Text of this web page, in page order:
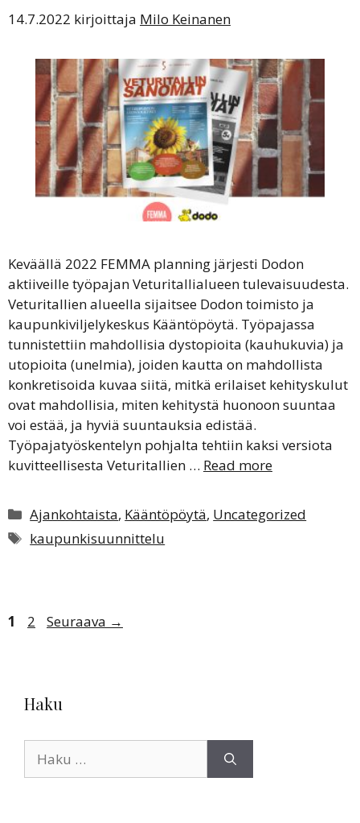
14.7.2022 kirjoittaja Milo Keinanen
Keväällä 2022 FEMMA planning järjesti Dodon
aktiiveille työpajan Veturitallialueen tulevaisuudesta.
Veturitallien alueella sijaitsee Dodon toimisto ja
kaupunkiviljelykeskus Kääntöpöytä. Työpajassa
tunnistettiin mahdollisia dystopioita (kauhukuvia) ja
utopioita (unelmia), joiden kautta on mahdollista
konkretisoida kuvaa siitä, mitkä erilaiset kehityskulut
ovat mahdollisia, miten kehitystä huonoon suuntaa
voi estää, ja hyviä suuntauksia edistää.
Työpajatyöskentelyn pohjalta tehtiin kaksi versiota
kuvitteellisesta Veturitallien … Read more
Kategoriat
Ajankohtaista, Kääntöpöytä, Uncategorized
Avainsanat
kaupunkisuunnittelu
Sivu
1 Sivu
2 Seuraava →
Haku